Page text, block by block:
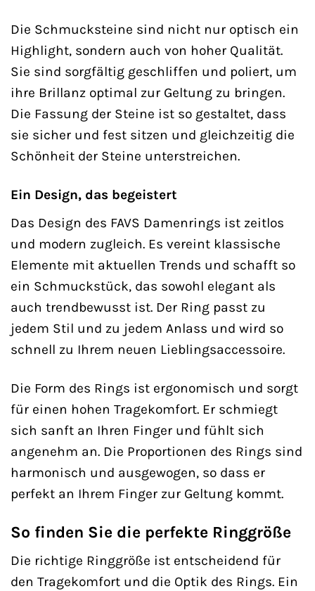
Die Schmucksteine sind nicht nur optisch ein
Highlight, sondern auch von hoher Qualität.
Sie sind sorgfältig geschliffen und poliert, um
ihre Brillanz optimal zur Geltung zu bringen.
Die Fassung der Steine ist so gestaltet, dass
sie sicher und fest sitzen und gleichzeitig die
Schönheit der Steine unterstreichen.
Ein Design, das begeistert
Das Design des FAVS Damenrings ist zeitlos
und modern zugleich. Es vereint klassische
Elemente mit aktuellen Trends und schafft so
ein Schmuckstück, das sowohl elegant als
auch trendbewusst ist. Der Ring passt zu
jedem Stil und zu jedem Anlass und wird so
schnell zu Ihrem neuen Lieblingsaccessoire.
Die Form des Rings ist ergonomisch und sorgt
für einen hohen Tragekomfort. Er schmiegt
sich sanft an Ihren Finger und fühlt sich
angenehm an. Die Proportionen des Rings sind
harmonisch und ausgewogen, so dass er
perfekt an Ihrem Finger zur Geltung kommt.
So finden Sie die perfekte Ringgröße
Die richtige Ringgröße ist entscheidend für
den Tragekomfort und die Optik des Rings. Ein